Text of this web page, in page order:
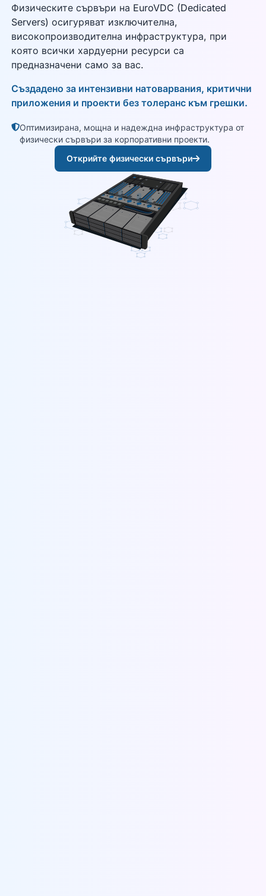
Физическите сървъри на EuroVDC (Dedicated
Servers) осигуряват изключителна,
високопроизводителна инфраструктура, при
която всички хардуерни ресурси са
предназначени само за вас.
Създадено за интензивни натоварвания, критични
приложения и проекти без толеранс към грешки.
Оптимизирана, мощна и надеждна инфраструктура от
физически сървъри за корпоративни проекти.
Открийте физически сървъри